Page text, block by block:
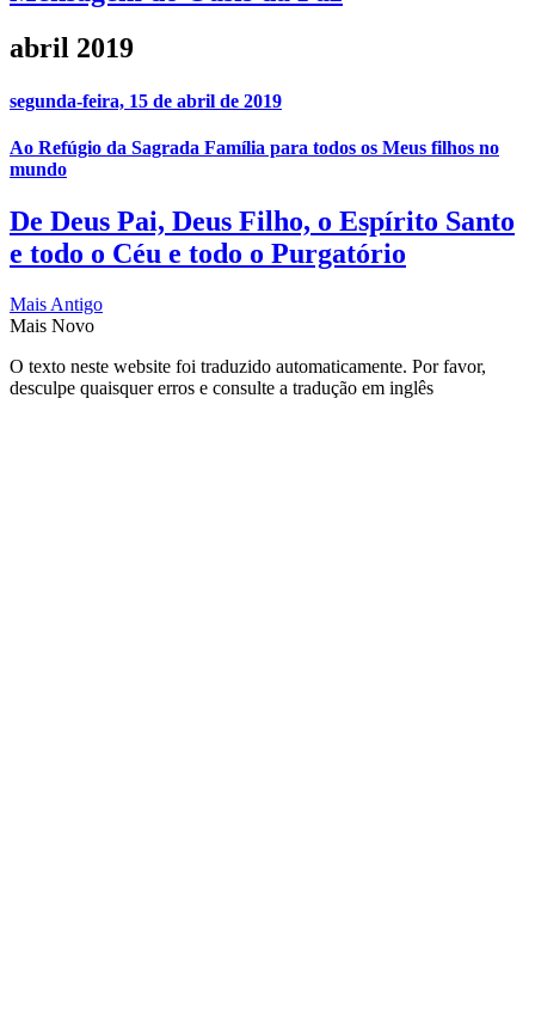
abril 2019
segunda-feira, 15 de abril de 2019
Ao Refúgio da Sagrada Família para todos os Meus filhos no
mundo
De Deus Pai, Deus Filho, o Espírito Santo
e todo o Céu e todo o Purgatório
Mais Antigo
Mais Novo
O texto neste website foi traduzido automaticamente. Por favor,
desculpe quaisquer erros e consulte a tradução em inglês